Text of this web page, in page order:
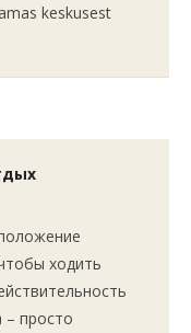
keskusest
ходить
– просто